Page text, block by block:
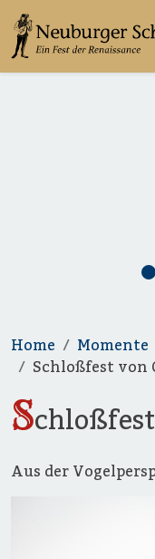
Home Momente
Schloßfest von
S
Aus der